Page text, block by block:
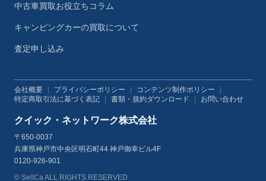
中古車買取お役立ちコラム
キャンピングカーの買取について
査定申し込み
会社概要 プライバシーポリシー コンテンツ制作ポリシー
特定商取引法に基づく表記
書類・規約ダウンロード お問い合わせ
クイック・ネットワーク株式会社
〒650-0037
兵庫県神戸市中央区明石町44 神戸御幸ビル4F
0120-926-901
© SellCa ALL RIGHTS RESERVED